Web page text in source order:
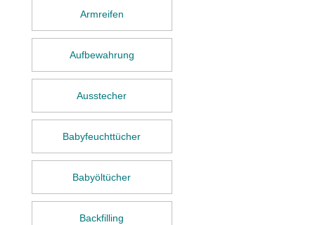
Armreifen
Aufbewahrung
Ausstecher
Babyfeuchttücher
Babyöltücher
Backfilling